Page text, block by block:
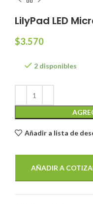
LilyPad LED
$3.570
2 disponibles
Añadir a lista de
AÑADIR A